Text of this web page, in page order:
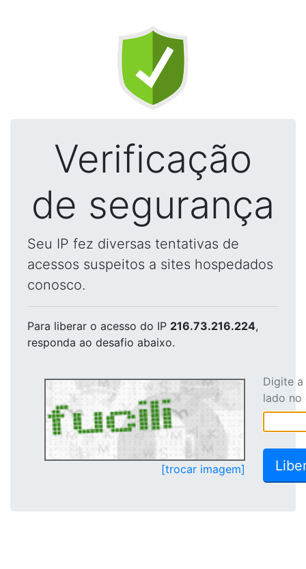
Verificação
de segurança
Seu IP fez diversas tentativas de
acessos suspeitos a sites hospedados
conosco.
Para liberar o acesso do IP 216.73.216.224,
responda ao desafio abaixo.
[trocar imagem]
Digite
lado no